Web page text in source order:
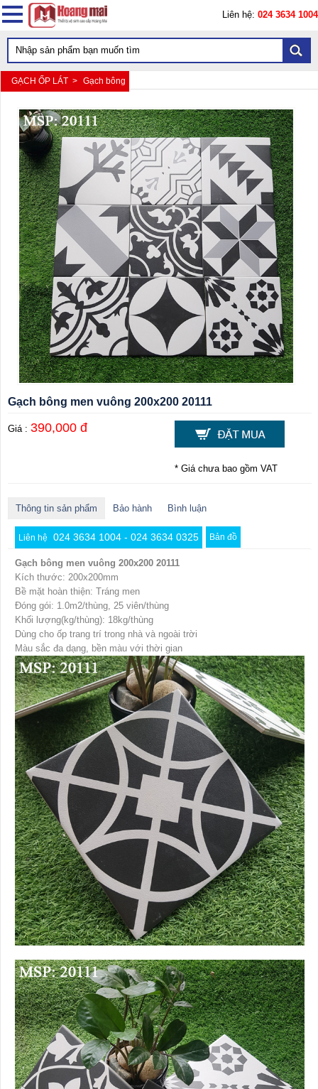
Liên hệ: 024 3634 1004
GẠCH ỐP LÁT > Gạch bông
Gạch bông men vuông 200x200 20111
Giá : 390,000 đ
* Giá chưa bao gồm VAT
Thông tin sản phẩm Bảo hành Bình luận
Liên hệ 024 3634 1004 - 024 3634 0325 Bản đồ
Gạch bông men vuông 200x200 20111
Kích thước: 200x200mm
Bề mặt hoàn thiện: Tráng men
Đóng gói: 1.0m2/thùng, 25 viên/thùng
Khối lượng(kg/thùng): 18kg/thùng
Dùng cho ốp trang trí trong nhà và ngoài trời
Màu sắc đa dạng, bền màu với thời gian